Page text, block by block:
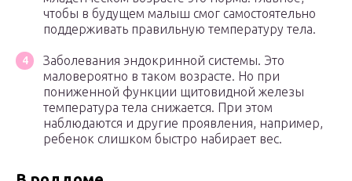
чтобы в будущем малыш смог самостоятельно
поддерживать правильную температуру тела.
Заболевания эндокринной системы. Это
маловероятно в таком возрасте. Но при
пониженной функции щитовидной железы
температура тела снижается. При этом
наблюдаются и другие проявления, например,
ребенок слишком быстро набирает вес.